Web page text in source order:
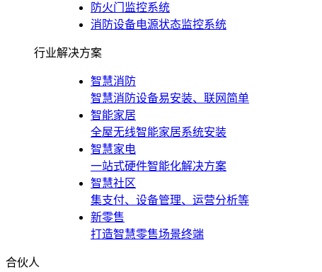
防火门监控系统
消防设备电源状态监控系统
行业解决方案
智慧消防
智慧消防设备易安装、联网简单
智能家居
全屋无线智能家居系统安装
智慧家电
一站式硬件智能化解决方案
智慧社区
集支付、设备管理、运营分析等
新零售
打造智慧零售场景终端
合伙人